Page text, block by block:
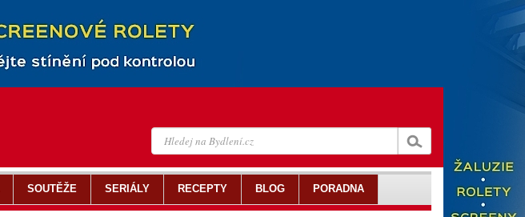
SOUTĚŽE SERIÁLY RECEPTY BLOG PORADNA